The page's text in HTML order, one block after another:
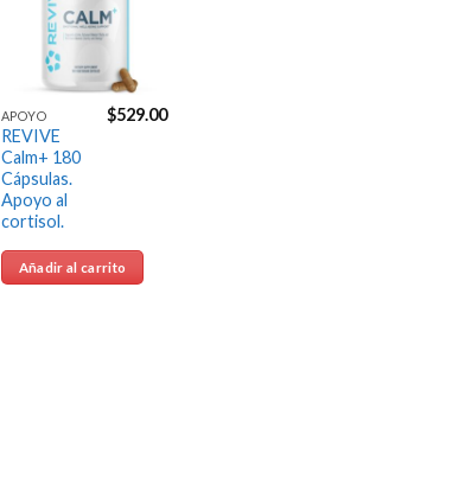
a la
Lista de
deseos
APOYO
REVIVE
Calm+ 180
Cápsulas.
Apoyo al
cortisol.
$529.00
Añadir al carrito